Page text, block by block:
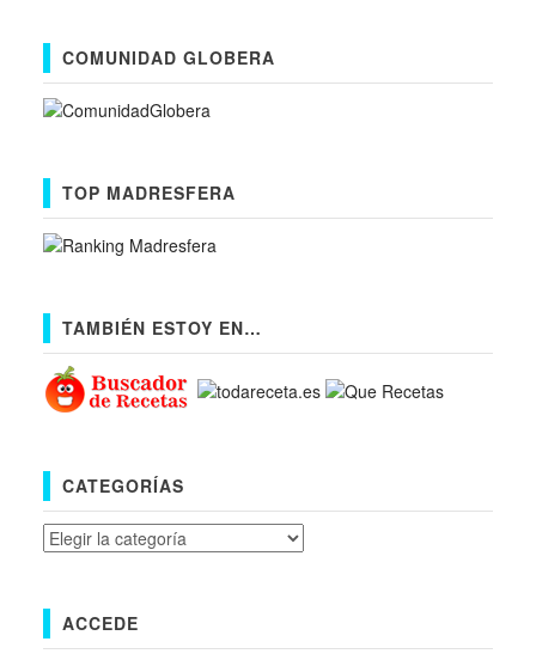
COMUNIDAD GLOBERA
TOP MADRESFERA
TAMBIÉN ESTOY EN…
CATEGORÍAS
Categorías
ACCEDE